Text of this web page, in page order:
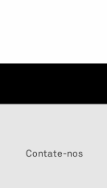
Contate-nos